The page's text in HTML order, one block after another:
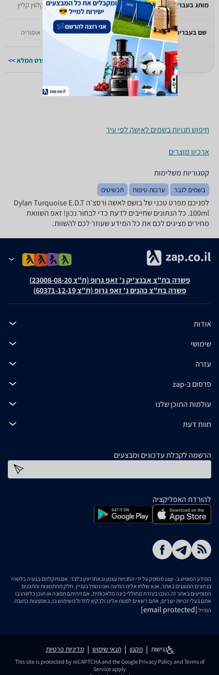
מותג בעברית
שם בעברית
ורסאצ'ה
ברייט קריסטל
למפרט המלא >>
קלווין קליין
אופוריה
למפרט המלא >>
חיפוש חנויות בשמים לאישה לפי עיר
ארכיון מוצרים
קטגוריות משלימות
בשמים לגבר ערכות טיפוח תכשיטים
לפניכם מפרט טכני של בושם לאשה ורסצ'ה Dylan Turquoise E.D.T
100ml. כל הנתונים שחייבים לדעת כדי לבחור נכון! זאפ השוואת
מחירים מציגים לכם את כל המידע שעוזר לכם להשוות.
פשרה בת"צ אבנצ'יק נ' זאפ גרופ (ת"צ 23008-08-20)
פשרה בת"צ כהנים נ' זאפ גרופ (ת"צ 60371-12-19)
אודות
שימושי
עזרה
פרסום ב-zap
עולמות התוכן שלנו
חוות דעת
הרשמה לקבלת עדכונים ומבצעים
להורדת האפליקציה
המידע המופיע ב- zap מסופק על ידי החנויות עצמן ובאחריותן בלבד. אם נתקלתם בבעיה כלשהי
בנתונים המוצגים באתר, אנא שלחו אלינו הודעה ואנו נטפל בעניין. חלק מהתמונות והתכנים
המופיעים באתר זה הוכנו בעזרת מחוללי בינה מלאכותית. אם זיהיתם תמונה או תוכן כלשהו בו
אתם בעלי זכויות יוצרים, אתם רשאים לפנות אלינו ולבקש לחדול משימוש בו, באמצעות כתובת
המייל [email protected]
נגישות תקנון תנאי שימוש מדיניות פרטיות
This site is protected by reCAPTCHA and the Google Privacy Policyand Terms of
Serviceapply